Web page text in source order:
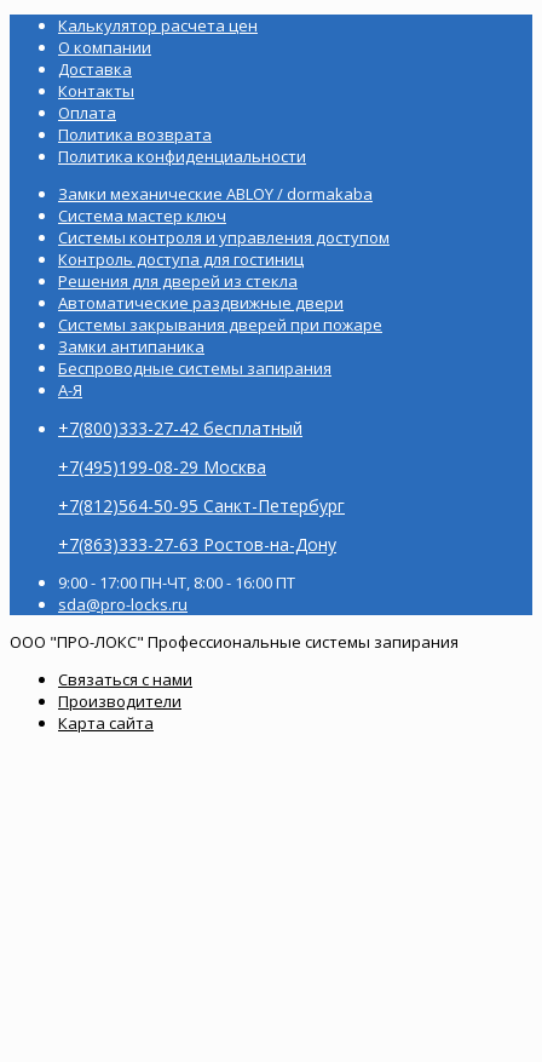
Калькулятор расчета цен
О компании
Доставка
Контакты
Оплата
Политика возврата
Политика конфиденциальности
Замки механические ABLOY / dormakaba
Система мастер ключ
Системы контроля и управления доступом
Контроль доступа для гостиниц
Решения для дверей из стекла
Автоматические раздвижные двери
Системы закрывания дверей при пожаре
Замки антипаника
Беспроводные системы запирания
А-Я
+7(800)333-27-42 бесплатный
+7(495)199-08-29 Москва
+7(812)564-50-95 Санкт-Петербург
+7(863)333-27-63 Ростов-на-Дону
9:00 - 17:00 ПН-ЧТ, 8:00 - 16:00 ПТ
sda@pro-locks.ru
ООО "ПРО-ЛОКС" Профессиональные системы запирания
Связаться с нами
Производители
Карта сайта